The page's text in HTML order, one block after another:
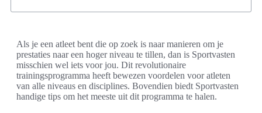
Als je een atleet bent die op zoek is naar manieren om je
prestaties naar een hoger niveau te tillen, dan is Sportvasten
misschien wel iets voor jou. Dit revolutionaire
trainingsprogramma heeft bewezen voordelen voor atleten
van alle niveaus en disciplines. Bovendien biedt Sportvasten
handige tips om het meeste uit dit programma te halen.